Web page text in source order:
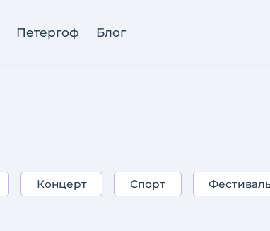
Петергоф Блог
Концерт Спорт